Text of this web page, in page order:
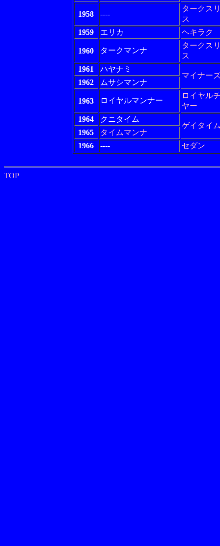
1958 ----
タークス
ス
1959
エリカ ヘキラク
1960 タークマンナ
タークス
ス
1961
ハヤナミ
マイナー
1962
ムサシマンナ
1963 ロイヤルマンナー
ロイヤル
ヤー
1964
クニタイム
ゲイタイ
1965
タイムマンナ
1966
---- セダン
TOP